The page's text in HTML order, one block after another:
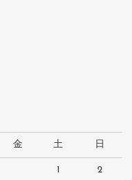
金 土 日
1 2